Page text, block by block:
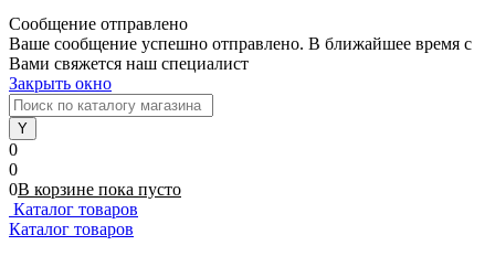
Сообщение отправлено
Ваше сообщение успешно отправлено. В ближайшее время с
Вами свяжется наш специалист
Закрыть окно
0
0
0В корзине пока пусто
Каталог товаров
Каталог товаров